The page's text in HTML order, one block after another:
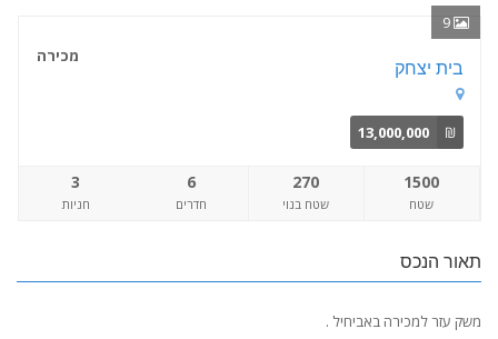
9
מכירה
בית יצחק
₪
13,000,000
1500
שטח
270
שטח בנוי
6
חדרים
3
חניות
תאור הנכס
משק עזר למכירה באביחיל .